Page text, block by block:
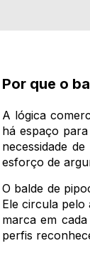
Por que o
A lógica
há espaço
necessidade
esforço de
O balde de
Ele circula
marca em
perfis